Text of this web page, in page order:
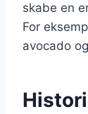
skabe en
For
avocado